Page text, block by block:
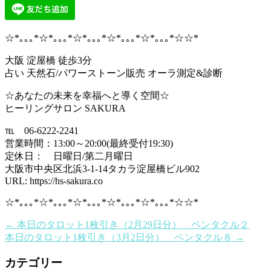
☆*｡｡｡*☆*｡｡｡*☆*｡｡｡*☆*｡｡｡*☆*｡｡｡*☆☆*
大阪 淀屋橋 徒歩3分
占い 天然石/パワーストーン販売 オーラ測定&診断
☆あなたの未来を幸福へと導く空間☆
ヒーリングサロン SAKURA
℡ 06-6222-2241
営業時間：13:00～20:00(最終受付19:30)
定休日： 日曜日/第二月曜日
大阪市中央区北浜3-1-14タカラ淀屋橋ビル902
URL: https://hs-sakura.co
☆*｡｡｡*☆*｡｡｡*☆*｡｡｡*☆*｡｡｡*☆*｡｡｡*☆☆*
← 本日のタロット1枚引き（2月29日分） ペンタクル２
本日のタロット1枚引き（3月2日分） ペンタクル８ →
カテゴリー